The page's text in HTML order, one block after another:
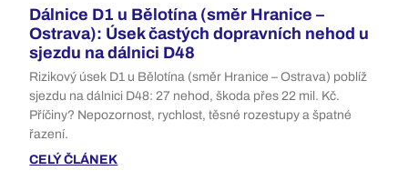
Dálnice D1 u Bělotína (směr Hranice –
Ostrava): Úsek častých dopravních nehod u
sjezdu na dálnici D48
Rizikový úsek D1 u Bělotína (směr Hranice – Ostrava) poblíž
sjezdu na dálnici D48: 27 nehod, škoda přes 22 mil. Kč.
Příčiny? Nepozornost, rychlost, těsné rozestupy a špatné
řazení.
CELÝ ČLÁNEK